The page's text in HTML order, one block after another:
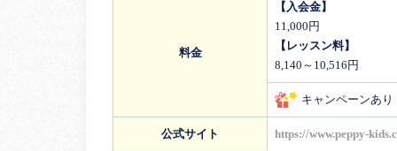
料金
【入会金】
11,000円
【レッスン料】
8,140～10,516円
キャンペーンあり
公式サイト https://www.peppy-